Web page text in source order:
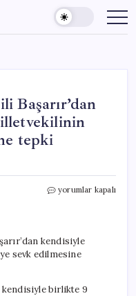
Başarır’dan
tepki
CHP
kendisiyle
birlikte
9
yorumlar kapalı
kendisiyle birlikte 9